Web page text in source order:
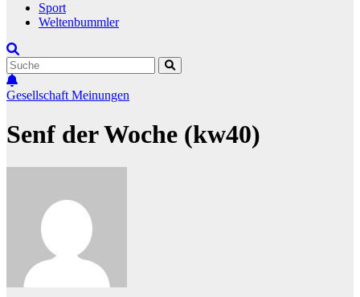
Sport
Weltenbummler
Gesellschaft Meinungen
Senf der Woche (kw40)